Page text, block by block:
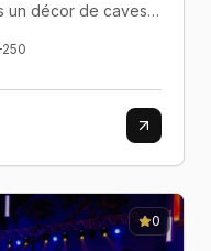
un décor de caves
250
0